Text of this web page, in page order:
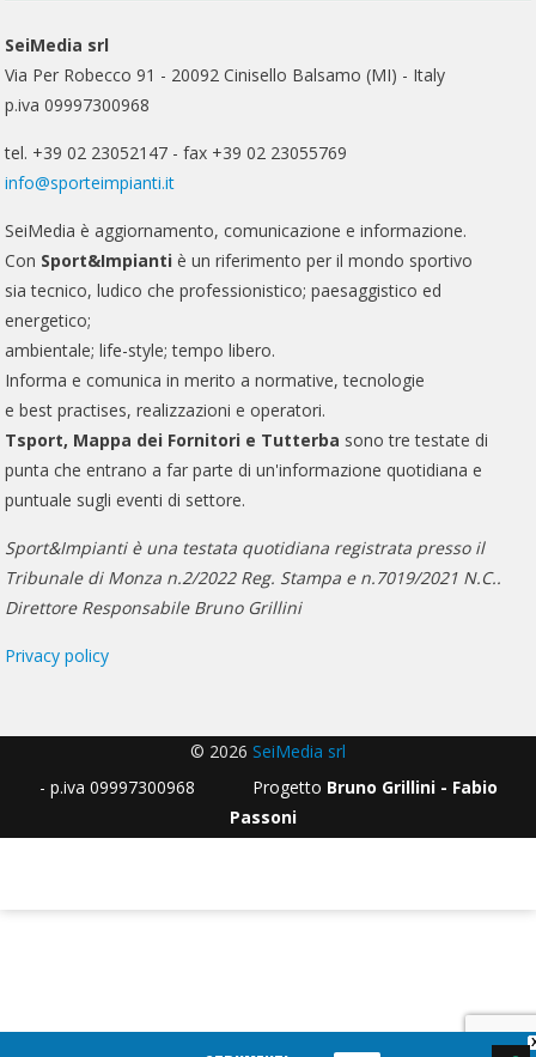
SeiMedia srl
Via Per Robecco 91 - 20092 Cinisello Balsamo (MI) - Italy
p.iva 09997300968
tel. +39 02 23052147 - fax +39 02 23055769
info@sporteimpianti.it
SeiMedia è aggiornamento, comunicazione e informazione.
Con Sport&Impianti è un riferimento per il mondo sportivo
sia tecnico, ludico che professionistico; paesaggistico ed
energetico;
ambientale; life-style; tempo libero.
Informa e comunica in merito a normative, tecnologie
e best practises, realizzazioni e operatori.
Tsport, Mappa dei Fornitori e Tutterba sono tre testate di
punta che entrano a far parte di un'informazione quotidiana e
puntuale sugli eventi di settore.
Sport&Impianti è una testata quotidiana registrata presso il
Tribunale di Monza n.2/2022 Reg. Stampa e n.7019/2021 N.C..
Direttore Responsabile Bruno Grillini
Privacy policy
© 2026 SeiMedia srl
- p.iva 09997300968 Progetto Bruno Grillini - Fabio
Passoni